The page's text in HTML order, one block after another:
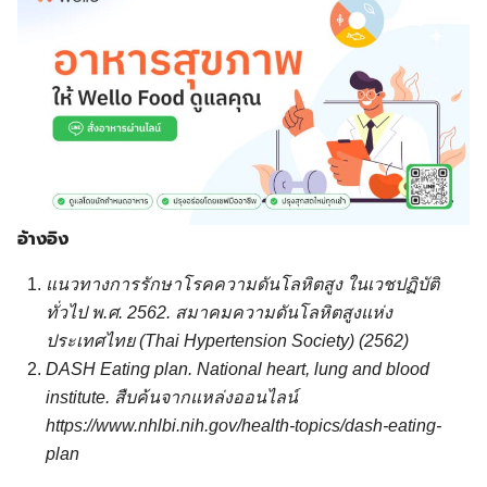
อ้างอิง
แนวทางการรักษาโรคความดันโลหิตสูง ในเวชปฏิบัติ
ทั่วไป พ.ศ. 2562. สมาคมความดันโลหิตสูงแห่ง
ประเทศไทย (Thai Hypertension Society) (2562)
DASH Eating plan. National heart, lung and blood
institute. สืบค้นจากแหล่งออนไลน์
https://www.nhlbi.nih.gov/health-topics/dash-eating-
plan